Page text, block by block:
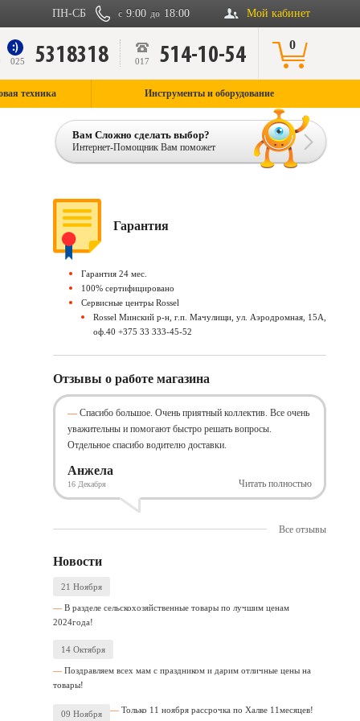
Мой кабинет
с 9:00 до 18:00
ПН-СБ
025 5318318 017 514-10-54 0
техника Инструменты и оборудование
Вам Сложно сделать выбор?
Интернет-Помощник Вам поможет
Гарантия
Гарантия 24 мес.
100% сертифицировано
Сервисные центры Rossel
Rossel Минский р-н, г.п. Мачулищи, ул. Аэродромная, 15А,
оф.40 +375 33 333-45-52
Отзывы о работе магазина
Спасибо большое. Очень приятный коллектив. Все очень
уважительны и помогают быстро решать вопросы.
Отдельное спасибо водителю доставки.
Анжела
16 Декабря Читать полностью
Все отзывы
Новости
21 Ноября
В разделе сельскохозяйственные товары по лучшим ценам
2024года!
14 Октября
Поздравляем всех мам с праздником и дарим отличные цены на
товары!
09 Ноября Только 11 ноября рассрочка по Халве 11месяцев!